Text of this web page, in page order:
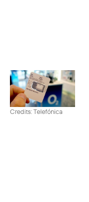
Credits: Telefónica